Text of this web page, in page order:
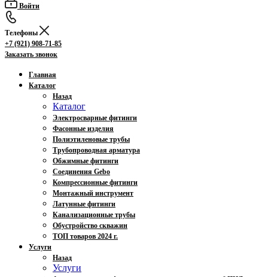
Войти
Телефоны
+7 (921) 908-71-85
Заказать звонок
Главная
Каталог
Назад
Каталог
Электросварные фитинги
Фасонные изделия
Полиэтиленовые трубы
Трубопроводная арматура
Обжимные фитинги
Соединения Gebo
Компрессионные фитинги
Монтажный инструмент
Латунные фитинги
Канализационные трубы
Обустройство скважин
ТОП товаров 2024 г.
Услуги
Назад
Услуги